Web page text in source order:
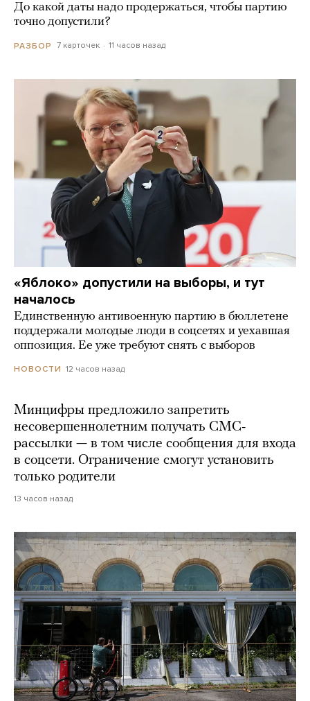
До какой даты надо продержаться, чтобы партию
точно допустили?
РАЗБОР 7 карточек 11 часов назад
«Яблоко» допустили на выборы, и тут
началось
Единственную антивоенную партию в бюллетене
поддержали молодые люди в соцсетях и уехавшая
оппозиция. Ее уже требуют снять с выборов
НОВОСТИ 12 часов назад
Минцифры предложило запретить
несовершеннолетним получать СМС-
рассылки — в том числе сообщения для входа
в соцсети. Ограничение смогут установить
только родители
13 часов назад